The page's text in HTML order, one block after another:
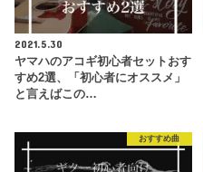
2021.5.30
ヤマハのアコギ初心者セットおす
すめ2選、「初心者にオススメ」
と言えばこの…
おすすめ曲